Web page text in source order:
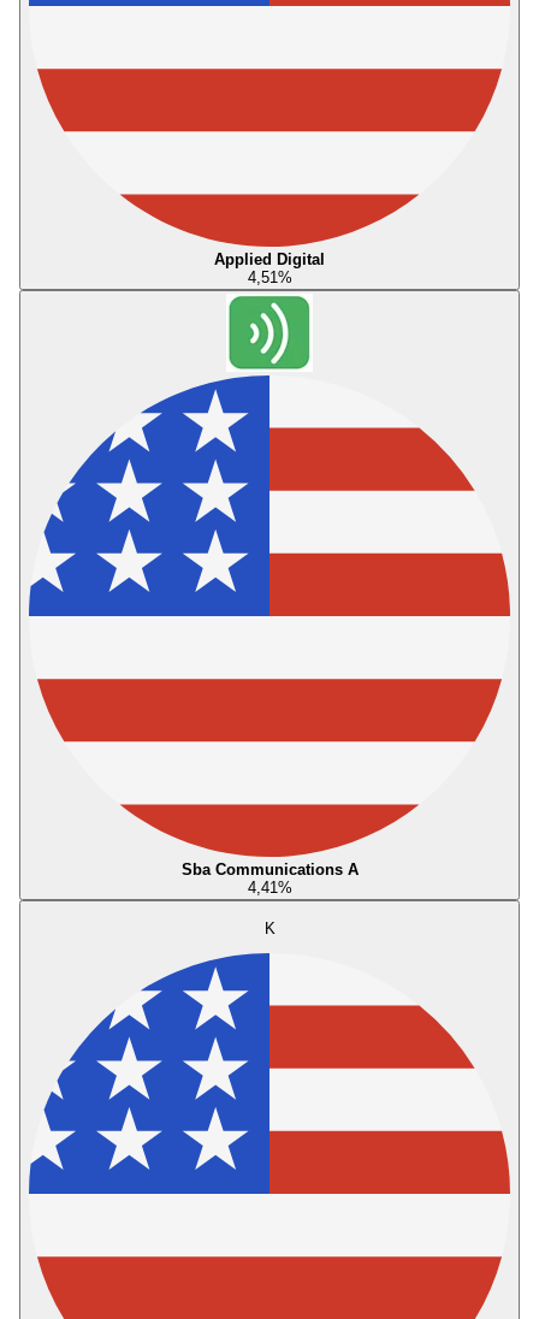
Applied Digital
4,51 %
Sba Communications A
4,41 %
K